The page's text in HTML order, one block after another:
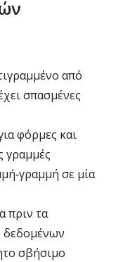
από
σπασμένες
φόρμες και
γραμμές
σε μία
πριν τα
δεδομένων
σβήσιμο